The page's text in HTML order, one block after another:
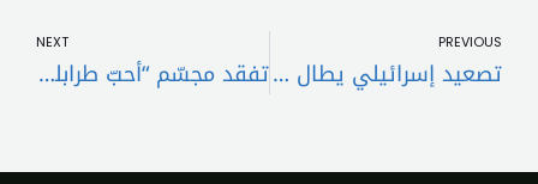
PREVIOUS
تصعيد إسرائيلي يطال قضاء صيدا… قصف جويّ ومدفعيّ مكثّف على الجنوب
NEXT
تفقد مجسّم “أحبّ طرابلس” بعد سرقة أسلاكه الكهربائيةمطر: سنواجه أي مشروع يضرب إستقرار مدينتنا